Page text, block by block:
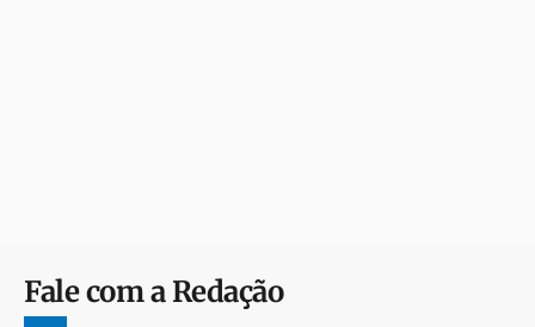
Fale com a Redação